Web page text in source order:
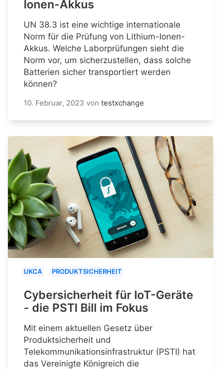
Ionen-Akkus
UN 38.3 ist eine wichtige internationale
Norm für die Prüfung von Lithium-Ionen-
Akkus. Welche Laborprüfungen sieht die
Norm vor, um sicherzustellen, dass solche
Batterien sicher transportiert werden
können?
10. Februar, 2023 von testxchange
UKCA PRODUKTSICHERHEIT
Cybersicherheit für IoT-Geräte
- die PSTI Bill im Fokus
Mit einem aktuellen Gesetz über
Produktsicherheit und
Telekommunikationsinfrastruktur (PSTI) hat
das Vereinigte Königreich die